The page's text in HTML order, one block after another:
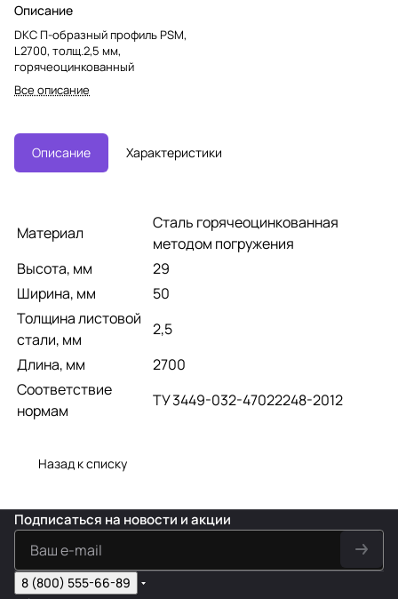
Описание
DKC П-образный профиль PSM,
L2700, толщ.2,5 мм,
горячеоцинкованный
Все описание
Описание Характеристики
Материал
Сталь горячеоцинкованная
методом погружения
Высота, мм
29
Ширина, мм
50
Толщина листовой
стали, мм
2,5
Длина, мм
2700
Соответствие
нормам
ТУ 3449-032-47022248-2012
Назад к списку
Подписаться на новости и акции
8 (800) 555-66-89